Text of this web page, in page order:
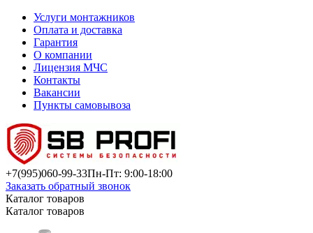
Услуги монтажников
Оплата и доставка
Гарантия
О компании
Лицензия МЧС
Контакты
Вакансии
Пункты самовывоза
+7(995)060-99-33Пн-Пт: 9:00-18:00
Заказать обратный звонок
Каталог товаров
Каталог товаров